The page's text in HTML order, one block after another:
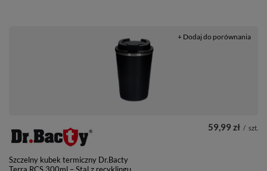
Szczelny kubek termiczny Dr.Bacty
59,99 zł / szt.
+ Dodaj do porównania